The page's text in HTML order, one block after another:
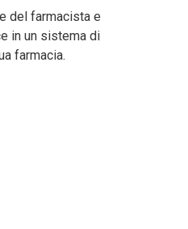
del farmacista e
in un sistema di
farmacia.